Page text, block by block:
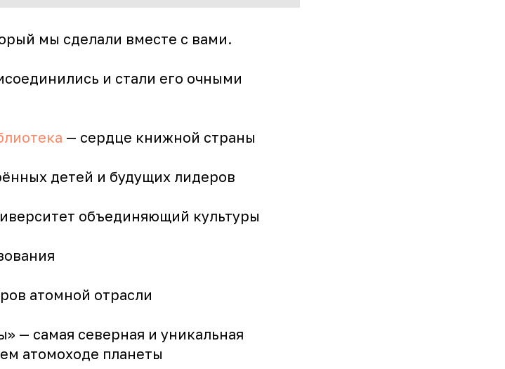
мы сделали вместе с вами.
и стали его очными
— сердце книжной страны
детей и будущих лидеров
объединяющий культуры
атомной отрасли
— самая северная и уникальная
атомоходе планеты